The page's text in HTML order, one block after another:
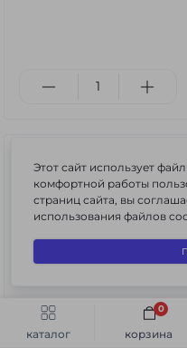
каталог корзина
0
Быстрый заказ
в наличии
Этот сайт использует
комфортной работы
страниц сайта, вы
использования файлов